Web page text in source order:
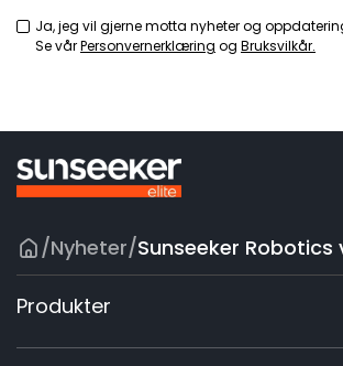
Ja, jeg vil gjerne motta nyheter og
Se vårPersonvernerklæring og Bruksvilkår.
/Nyheter/
Produkter
X7 / X7 Plus Gen 2